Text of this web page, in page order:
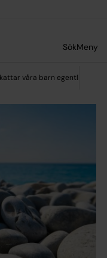
SökMeny
våra barn egentligen?